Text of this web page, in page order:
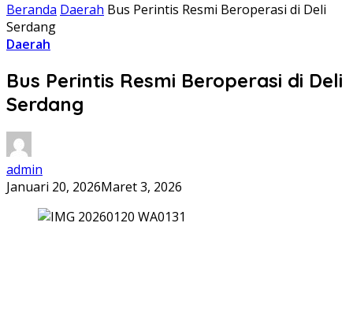
Beranda Daerah Bus Perintis Resmi Beroperasi di Deli
Serdang
Daerah
Bus Perintis Resmi Beroperasi di Deli
Serdang
admin
Januari 20, 2026Maret 3, 2026